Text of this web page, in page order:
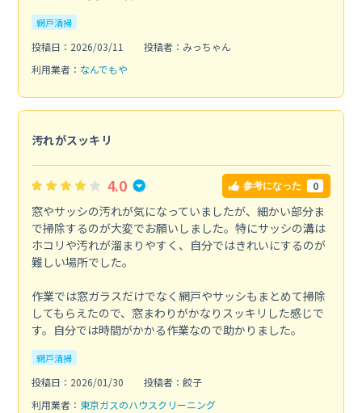
網戸清掃
投稿日：2026/03/11
投稿者：みっちゃん
利用業者： なんでもや
汚れがスッキリ
4.0 参考になった 0
窓やサッシの汚れが気になっていましたが、細かい部分ま
で掃除するのが大変でお願いしました。特にサッシの溝は
ホコリや汚れが溜まりやすく、自分ではきれいにするのが
難しい場所でした。
作業では窓ガラスだけでなく網戸やサッシもまとめて掃除
してもらえたので、窓まわりがかなりスッキリした感じで
す。自分では時間がかかる作業なので助かりました。
網戸清掃
投稿日：2026/01/30
投稿者：餃子
利用業者： 東京ガスのハウスクリーニング